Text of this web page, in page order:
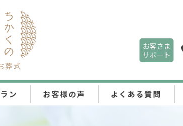
お客さま
サポート
ン お客様の声 よくある質問